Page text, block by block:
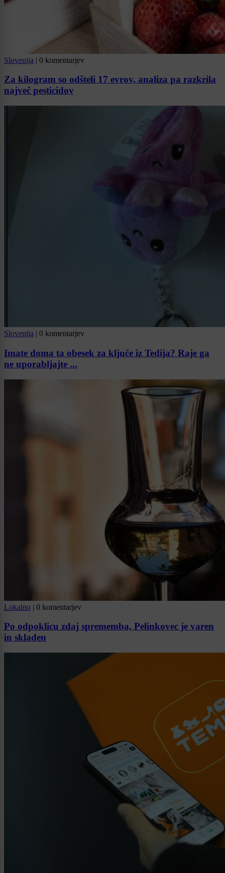
Slovenija | 0 komentarjev
Za kilogram so odšteli 17 evrov, analiza pa razkrila
največ pesticidov
Slovenija | 0 komentarjev
Imate doma ta obesek za ključe iz Tedija? Raje ga
ne uporabljajte ...
Lokalno | 0 komentarjev
Po odpoklicu zdaj sprememba, Pelinkovec je varen
in skladen